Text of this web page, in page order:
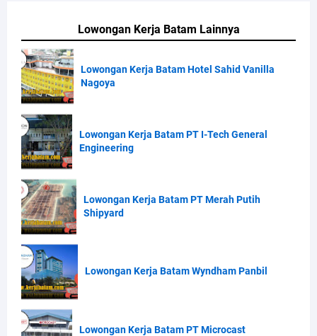
Lowongan Kerja Batam Lainnya
Lowongan Kerja Batam Hotel Sahid Vanilla
Nagoya
Lowongan Kerja Batam PT I-Tech General
Engineering
Lowongan Kerja Batam PT Merah Putih
Shipyard
Lowongan Kerja Batam Wyndham Panbil
Lowongan Kerja Batam PT Microcast